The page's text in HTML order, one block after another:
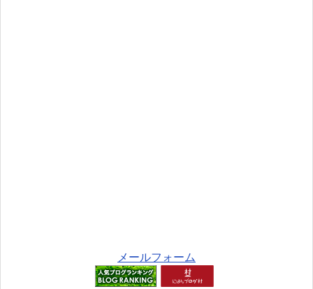
メールフォーム